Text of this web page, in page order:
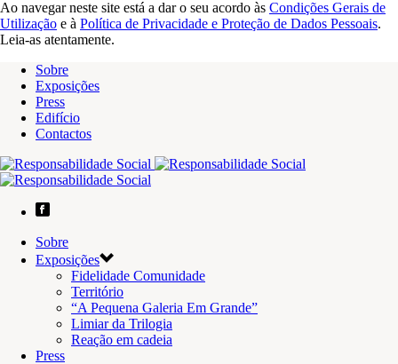
Ao navegar neste site está a dar o seu acordo às Condições Gerais de
Utilização e à Política de Privacidade e Proteção de Dados Pessoais.
Leia-as atentamente.
Sobre
Exposições
Press
Edifício
Contactos
Sobre
Exposições
Fidelidade Comunidade
Território
“A Pequena Galeria Em Grande”
Limiar da Trilogia
Reação em cadeia
Press